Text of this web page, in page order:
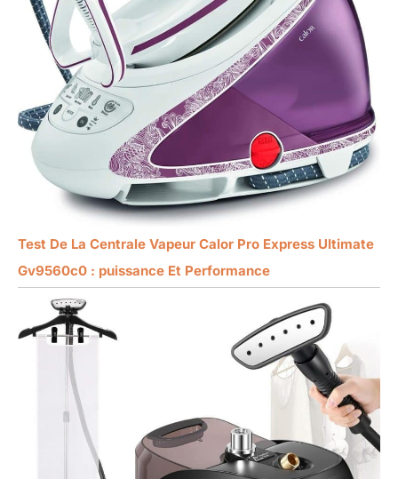
Test De La Centrale Vapeur Calor Pro Express Ultimate
Gv9560c0 : puissance Et Performance